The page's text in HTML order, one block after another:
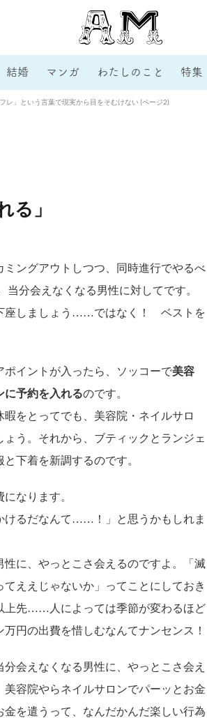
結婚 マンガ わたしのこと 特集
レ」という言葉で現実から目をそむけない (ページ2)
る」
ングアウトしつつ、同時進行でやるべ
分会えなくなる男性に対してです。
座しましょう……ではなく！ ベストを
イントが入ったら、ソッコーで美容
に予約を入れるのです。
をとってでも、美容院・ネイルサロ
う。それから、ブティックとランジェ
下着を新調するのです。
なります。
けるだなんて……！」と思うかもしれま
に、やっとこさ会えるのですよ。「滅
ええじゃないか」ってことにしておき
上先……人によっては季節が変わるほど
円の出費を惜しむなんてナンセンス！
会えなくなる男性に、やっとこさ会え
容院やらネイルサロンでパーッとお金
を遣うって、なんだかんだ楽しい行為